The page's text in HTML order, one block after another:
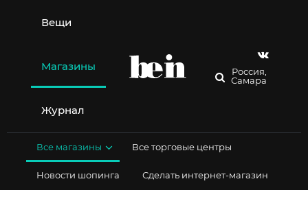
содержимому
Вещи
Магазины
Журнал
Россия,
Самара
Все магазины Все торговые центры
Новости шопинга Сделать интернет-магазин